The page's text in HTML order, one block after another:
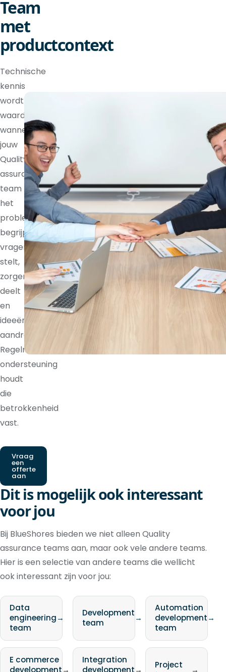
Team
met
productcontext
Technische
kennis
wordt
waardevoller
wanneer
jouw
Quality
assurance
team
het
probleem
begrijpt,
vragen
stelt,
zorgen
deelt
en
ideeën
aandraagt.
Regelmatige
ondersteuning
houdt
die
betrokkenheid
vast.
Vraag
een
offerte
aan
Dit is mogelijk ook interessant
voor jou
Bij BlueShores bieden we niet alleen Quality
assurance teams aan, maar ook vele andere teams.
Hier is een selectie van andere teams die wellicht
ook interessant zijn voor jou:
Data
engineering
team
→
Development
team
→
Automation
development
team
→
E commerce
development→
Integration
development→
Project
→